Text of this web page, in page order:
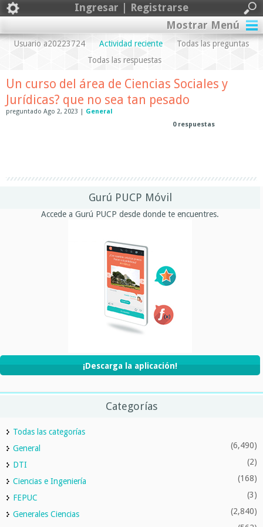
Ingresar | Registrarse
Mostrar Menú
Usuario a20223724 Actividad reciente
Todas las preguntas
Todas las respuestas
Un curso del área de Ciencias Sociales y
Jurídicas? que no sea tan pesado
preguntado Ago 2, 2023 | General
0respuestas
Gurú PUCP Móvil
Accede a Gurú PUCP desde donde te encuentres.
¡Descarga la aplicación!
Categorías
Todas las categorías
General
(6,490)
DTI (2)
Ciencias e Ingeniería (168)
FEPUC (3)
Generales Ciencias (2,840)